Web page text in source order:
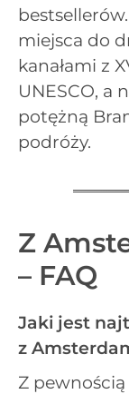
miejsca do
kanałami z
UNESCO, a
potężną
podróży.
Z
– FAQ
Jaki jest
z
Z